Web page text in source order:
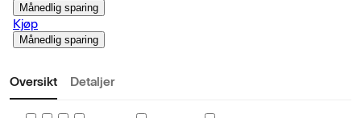
Månedlig sparing
Kjøp
Månedlig sparing
Oversikt Detaljer